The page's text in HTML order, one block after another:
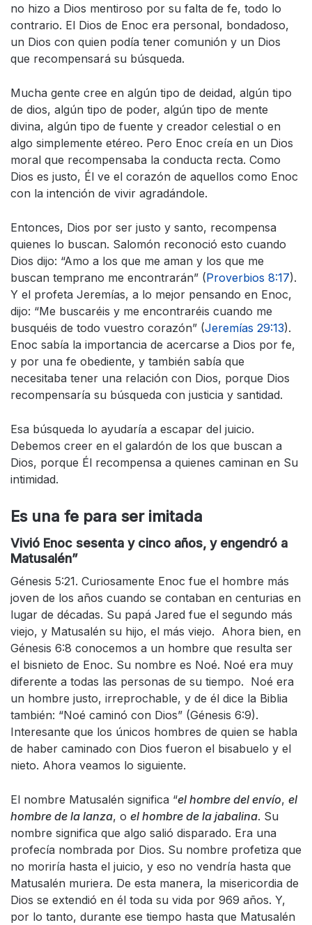
no hizo a Dios mentiroso por su falta de fe, todo lo
contrario. El Dios de Enoc era personal, bondadoso,
un Dios con quien podía tener comunión y un Dios
que recompensará su búsqueda.
Mucha gente cree en algún tipo de deidad, algún tipo
de dios, algún tipo de poder, algún tipo de mente
divina, algún tipo de fuente y creador celestial o en
algo simplemente etéreo. Pero Enoc creía en un Dios
moral que recompensaba la conducta recta. Como
Dios es justo, Él ve el corazón de aquellos como Enoc
con la intención de vivir agradándole.
Entonces, Dios por ser justo y santo, recompensa
quienes lo buscan. Salomón reconoció esto cuando
Dios dijo: “Amo a los que me aman y los que me
buscan temprano me encontrarán” (Proverbios 8:17).
Y el profeta Jeremías, a lo mejor pensando en Enoc,
dijo: “Me buscaréis y me encontraréis cuando me
busquéis de todo vuestro corazón” (Jeremías 29:13).
Enoc sabía la importancia de acercarse a Dios por fe,
y por una fe obediente, y también sabía que
necesitaba tener una relación con Dios, porque Dios
recompensaría su búsqueda con justicia y santidad.
Esa búsqueda lo ayudaría a escapar del juicio.
Debemos creer en el galardón de los que buscan a
Dios, porque Él recompensa a quienes caminan en Su
intimidad.
Es una fe para ser imitada
Vivió Enoc sesenta y cinco años, y engendró a
Matusalén”
Génesis 5:21. Curiosamente Enoc fue el hombre más
joven de los años cuando se contaban en centurias en
lugar de décadas. Su papá Jared fue el segundo más
viejo, y Matusalén su hijo, el más viejo. Ahora bien, en
Génesis 6:8 conocemos a un hombre que resulta ser
el bisnieto de Enoc. Su nombre es Noé. Noé era muy
diferente a todas las personas de su tiempo. Noé era
un hombre justo, irreprochable, y de él dice la Biblia
también: “Noé caminó con Dios” (Génesis 6:9).
Interesante que los únicos hombres de quien se habla
de haber caminado con Dios fueron el bisabuelo y el
nieto. Ahora veamos lo siguiente.
El nombre Matusalén significa “el hombre del envío, el
hombre de la lanza, o el hombre de la jabalina. Su
nombre significa que algo salió disparado. Era una
profecía nombrada por Dios. Su nombre profetiza que
no moriría hasta el juicio, y eso no vendría hasta que
Matusalén muriera. De esta manera, la misericordia de
Dios se extendió en él toda su vida por 969 años. Y,
por lo tanto, durante ese tiempo hasta que Matusalén